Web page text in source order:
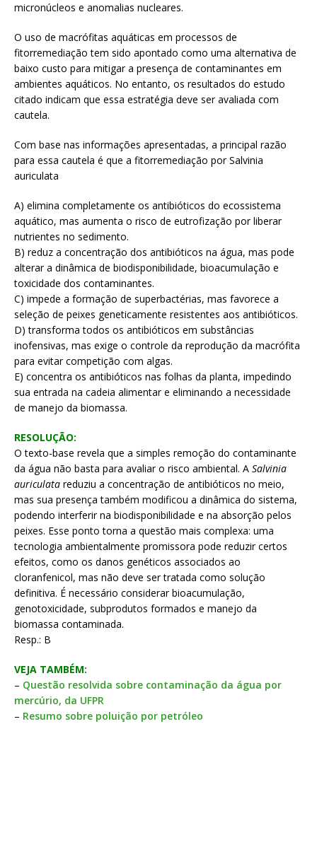
micronúcleos e anomalias nucleares.
O uso de macrófitas aquáticas em processos de
fitorremediação tem sido apontado como uma alternativa de
baixo custo para mitigar a presença de contaminantes em
ambientes aquáticos. No entanto, os resultados do estudo
citado indicam que essa estratégia deve ser avaliada com
cautela.
Com base nas informações apresentadas, a principal razão
para essa cautela é que a fitorremediação por Salvinia
auriculata
A) elimina completamente os antibióticos do ecossistema
aquático, mas aumenta o risco de eutrofização por liberar
nutrientes no sedimento.
B) reduz a concentração dos antibióticos na água, mas pode
alterar a dinâmica de biodisponibilidade, bioacumulação e
toxicidade dos contaminantes.
C) impede a formação de superbactérias, mas favorece a
seleção de peixes geneticamente resistentes aos antibióticos.
D) transforma todos os antibióticos em substâncias
inofensivas, mas exige o controle da reprodução da macrófita
para evitar competição com algas.
E) concentra os antibióticos nas folhas da planta, impedindo
sua entrada na cadeia alimentar e eliminando a necessidade
de manejo da biomassa.
RESOLUÇÃO:
O texto-base revela que a simples remoção do contaminante
da água não basta para avaliar o risco ambiental. A Salvinia
auriculata reduziu a concentração de antibióticos no meio,
mas sua presença também modificou a dinâmica do sistema,
podendo interferir na biodisponibilidade e na absorção pelos
peixes. Esse ponto torna a questão mais complexa: uma
tecnologia ambientalmente promissora pode reduzir certos
efeitos, como os danos genéticos associados ao
cloranfenicol, mas não deve ser tratada como solução
definitiva. É necessário considerar bioacumulação,
genotoxicidade, subprodutos formados e manejo da
biomassa contaminada.
Resp.: B
VEJA TAMBÉM:
– Questão resolvida sobre contaminação da água por
mercúrio, da UFPR
– Resumo sobre poluição por petróleo